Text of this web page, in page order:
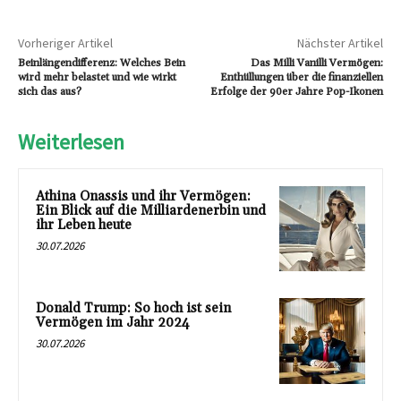
Vorheriger Artikel
Beinlängendifferenz: Welches Bein
wird mehr belastet und wie wirkt
sich das aus?
Nächster Artikel
Das Milli Vanilli Vermögen:
Enthüllungen über die finanziellen
Erfolge der 90er Jahre Pop-Ikonen
Weiterlesen
Athina Onassis und ihr Vermögen:
Ein Blick auf die Milliardenerbin und
ihr Leben heute
30.07.2026
Donald Trump: So hoch ist sein
Vermögen im Jahr 2024
30.07.2026